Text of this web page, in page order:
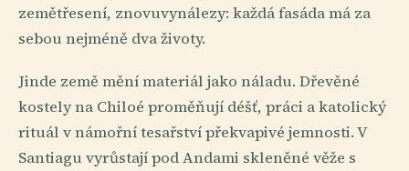
zemětřesení, znovuvynálezy: každá fasáda má za
sebou nejméně dva životy.
Jinde země mění materiál jako náladu. Dřevěné
kostely na Chiloé proměňují déšť, práci a katolický
rituál v námořní tesařství překvapivé jemnosti. V
Santiagu vyrůstají pod Andami skleněné věže s